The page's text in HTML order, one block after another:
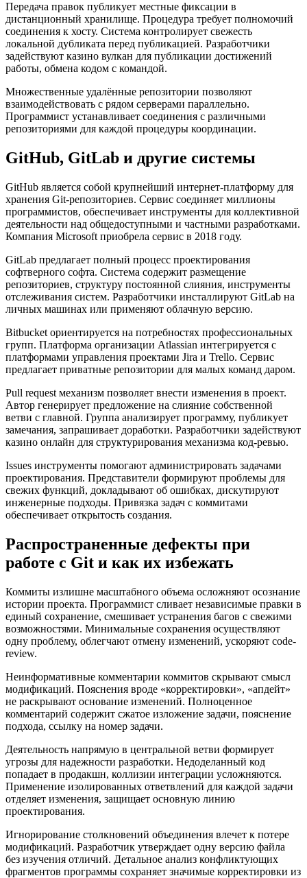
Передача правок публикует местные фиксации в
дистанционный хранилище. Процедура требует полномочий
соединения к хосту. Система контролирует свежесть
локальной дубликата перед публикацией. Разработчики
задействуют казино вулкан для публикации достижений
работы, обмена кодом с командой.
Множественные удалённые репозитории позволяют
взаимодействовать с рядом серверами параллельно.
Программист устанавливает соединения с различными
репозиториями для каждой процедуры координации.
GitHub, GitLab и другие системы
GitHub является собой крупнейший интернет-платформу для
хранения Git-репозиториев. Сервис соединяет миллионы
программистов, обеспечивает инструменты для коллективной
деятельности над общедоступными и частными разработками.
Компания Microsoft приобрела сервис в 2018 году.
GitLab предлагает полный процесс проектирования
софтверного софта. Система содержит размещение
репозиториев, структуру постоянной слияния, инструменты
отслеживания систем. Разработчики инсталлируют GitLab на
личных машинах или применяют облачную версию.
Bitbucket ориентируется на потребностях профессиональных
групп. Платформа организации Atlassian интегрируется с
платформами управления проектами Jira и Trello. Сервис
предлагает приватные репозитории для малых команд даром.
Pull request механизм позволяет внести изменения в проект.
Автор генерирует предложение на слияние собственной
ветви с главной. Группа анализирует программу, публикует
замечания, запрашивает доработки. Разработчики задействуют
казино онлайн для структурирования механизма код-ревью.
Issues инструменты помогают администрировать задачами
проектирования. Представители формируют проблемы для
свежих функций, докладывают об ошибках, дискутируют
инженерные подходы. Привязка задач с коммитами
обеспечивает открытость создания.
Распространенные дефекты при
работе с Git и как их избежать
Коммиты излишне масштабного объема осложняют осознание
истории проекта. Программист сливает независимые правки в
единый сохранение, смешивает устранения багов с свежими
возможностями. Минимальные сохранения осуществляют
одну проблему, облегчают отмену изменений, ускоряют code-
review.
Неинформативные комментарии коммитов скрывают смысл
модификаций. Пояснения вроде «корректировки», «апдейт»
не раскрывают основание изменений. Полноценное
комментарий содержит сжатое изложение задачи, пояснение
подхода, ссылку на номер задачи.
Деятельность напрямую в центральной ветви формирует
угрозы для надежности разработки. Недоделанный код
попадает в продакшн, коллизии интеграции усложняются.
Применение изолированных ответвлений для каждой задачи
отделяет изменения, защищает основную линию
проектирования.
Игнорирование столкновений объединения влечет к потере
модификаций. Разработчик утверждает одну версию файла
без изучения отличий. Детальное анализ конфликтующих
фрагментов программы сохраняет значимые корректировки из